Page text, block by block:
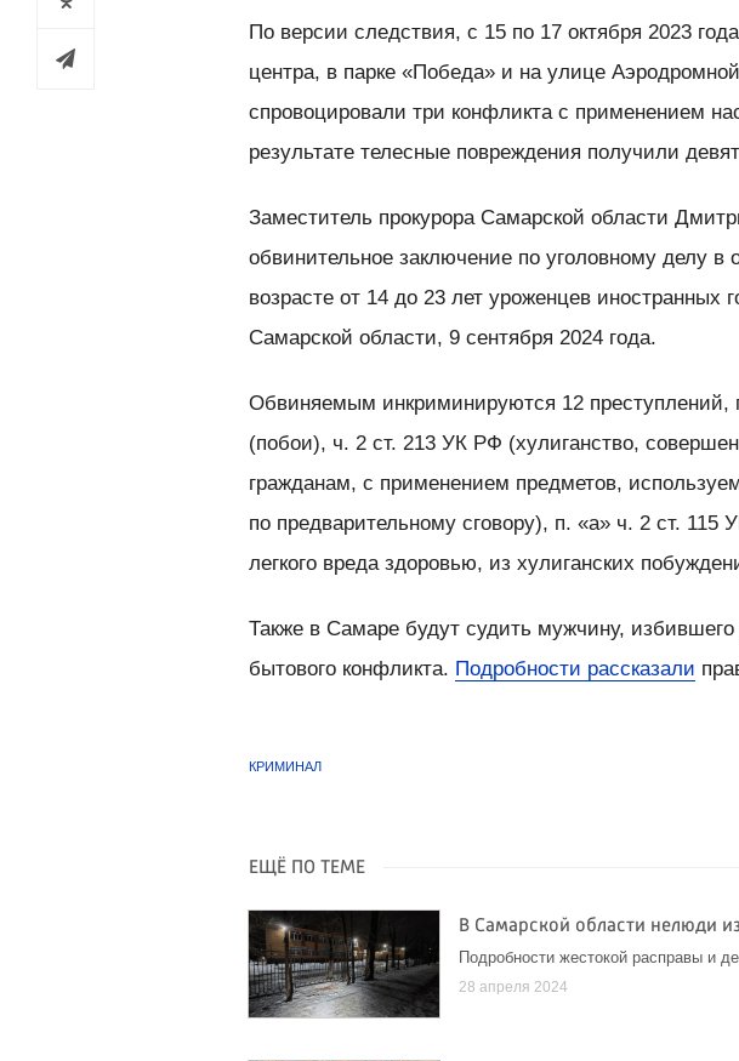
По версии следствия, с 15 по 17 октября 2023
центра, в парке «Победа» и на улице
спровоцировали три конфликта с применением
результате телесные повреждения получили
Заместитель прокурора Самарской области
обвинительное заключение по уголовному делу
возрасте от 14 до 23 лет уроженцев иностранных
Самарской области, 9 сентября 2024 года.
Обвиняемым инкриминируются 12 преступлений,
(побои), ч. 2 ст. 213 УК РФ (хулиганство,
гражданам, с применением предметов,
по предварительному сговору), п. «а» ч. 2 ст.
легкого вреда здоровью, из хулиганских
Также в Самаре будут судить мужчину, избившего
бытового конфликта. Подробности рассказали
КРИМИНАЛ
ЕЩЁ ПО ТЕМЕ
В Самарской области нелюди
Подробности жестокой расправы и
28 апреля 2024